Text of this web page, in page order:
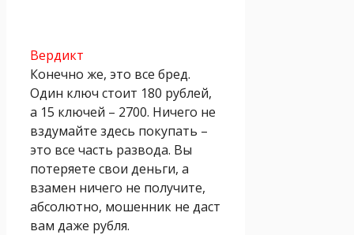
Вердикт
Конечно же, это все бред.
Один ключ стоит 180 рублей,
а 15 ключей – 2700. Ничего не
вздумайте здесь покупать –
это все часть развода. Вы
потеряете свои деньги, а
взамен ничего не получите,
абсолютно, мошенник не даст
вам даже рубля.